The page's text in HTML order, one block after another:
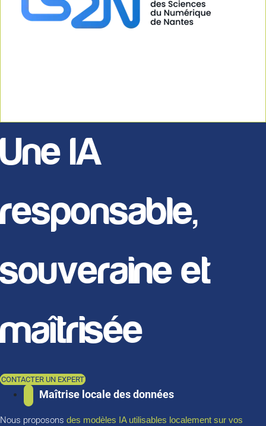
Une IA
responsable,
souveraine et
maîtrisée
CONTACTER UN EXPERT
Maîtrise locale des données
Nous proposons des modèles IA utilisables localement sur vos